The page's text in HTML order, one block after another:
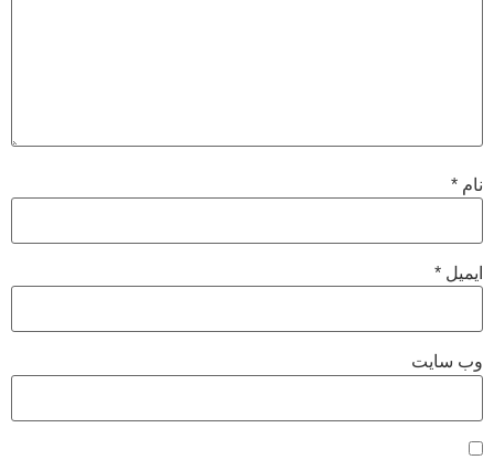
نام *
ایمیل *
وب‌ سایت